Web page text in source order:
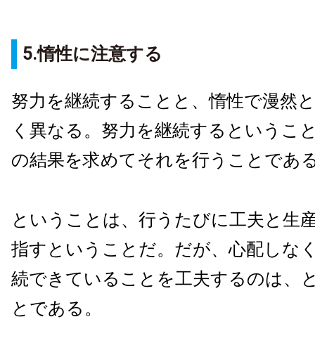
5.惰性に注意する
努力を継続することと、惰性で漫然
く異なる。努力を継続するというこ
の結果を求めてそれを行うことであ
ということは、行うたびに工夫と生
指すということだ。だが、心配しな
続できていることを工夫するのは、
とである。